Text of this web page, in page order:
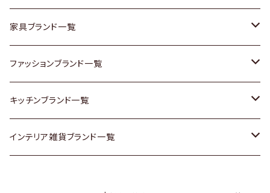
チェスト
その他家具
Vintageヴィンテージ / Antiqueアンティーク
Designers / デザイナーズ
靴
スカーフ
腕時計
Vintage / ヴィンテージ
Vintage / ヴィンテージ
銀製品
和物 / 作家物
その他キッチン雑貨
その他楽器
家具ブランド一覧
ACME Furniture / アクメ ファニチャー
ACTUS / アクタス
arflex / アルフレックス
ファッションブランド一覧
agnes b / アニエス ベー
BALLY / バリー
キッチンブランド一覧
ARABIA / アラビア
インテリア雑貨ブランド一覧